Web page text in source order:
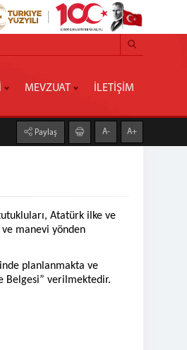
MEVZUAT İLETİŞİM
Paylaş A- A+
Atatürk ilke ve
manevi yönden
planlanmakta ve
Belgesi” verilmektedir.